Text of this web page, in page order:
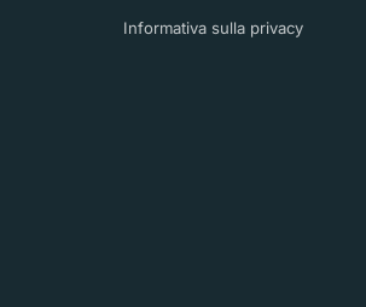
Informativa sulla privacy